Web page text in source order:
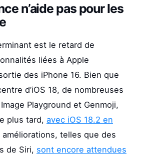
n’aide pas pour les
est le retard de
liées à Apple
des iPhone 16. Bien que
d’iOS 18, de nombreuses
Playground et Genmoji,
plus tard, avec iOS 18.2 en
telles que des
de Siri, sont encore attendues